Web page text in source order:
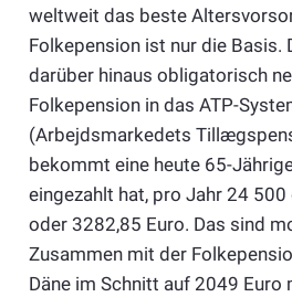
weltweit das beste
Folkepension ist nur die Basis.
darüber hinaus obligatorisch
Folkepension in das ATP-
(Arbejdsmarkedets
bekommt eine heute 65-
eingezahlt hat, pro Jahr 24 500
oder 3282,85 Euro. Das sind
Zusammen mit der
Däne im Schnitt auf 2049 Euro